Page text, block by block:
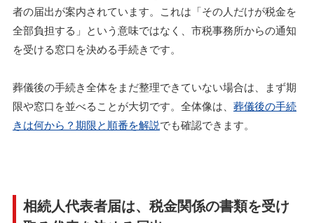
者の届出が案内されています。これは「その人だけが税金を
全部負担する」という意味ではなく、市税事務所からの通知
を受ける窓口を決める手続きです。
葬儀後の手続き全体をまだ整理できていない場合は、まず期
限や窓口を並べることが大切です。全体像は、 葬儀後の手続
きは何から？期限と順番を解説でも確認できます。
相続人代表者届は、税金関係の書類を受け